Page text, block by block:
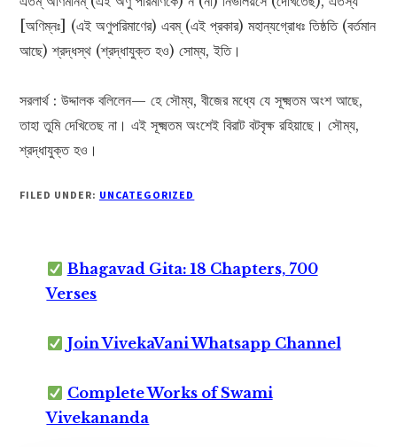
[অণিম্নঃ] (এই অণুপরিমাণের) এবম্ (এই প্রকার) মহান্যগ্রোধঃ তিষ্ঠতি (বর্তমান
আছে) শ্রদ্ধস্থ (শ্রদ্ধাযুক্ত হও) সোম্য, ইতি।
সরলার্থ : উদ্দালক বলিলেন— হে সৌম্য, বীজের মধ্যে যে সূক্ষ্মতম অংশ আছে,
তাহা তুমি দেখিতেছ না। এই সূক্ষ্মতম অংশেই বিরাট বটবৃক্ষ রহিয়াছে। সৌম্য,
শ্রদ্ধাযুক্ত হও।
FILED UNDER: UNCATEGORIZED
Bhagavad Gita: 18 Chapters, 700
Verses
Join VivekaVani Whatsapp Channel
Complete Works of Swami
Vivekananda